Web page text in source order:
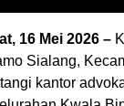
16 Mei 2026 –
Sialang,
kantor